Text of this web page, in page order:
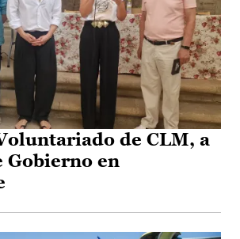
de CLM, a
Gobierno en